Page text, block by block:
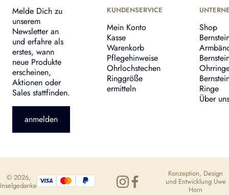
Melde Dich zu
unserem
Newsletter an
und erfahre als
erstes, wann
neue Produkte
erscheinen,
Aktionen oder
Sales stattfinden.
anmelden
KUNDENSERVICE
Mein Konto
Kasse
Warenkorb
Pflegehinweise
Ohrlochstechen
Ringgröße
ermitteln
Shop
Ringe
Über uns
© 2026,
Inselgedanke
Konzeption, Design
und Entwicklung Uwe
Horn